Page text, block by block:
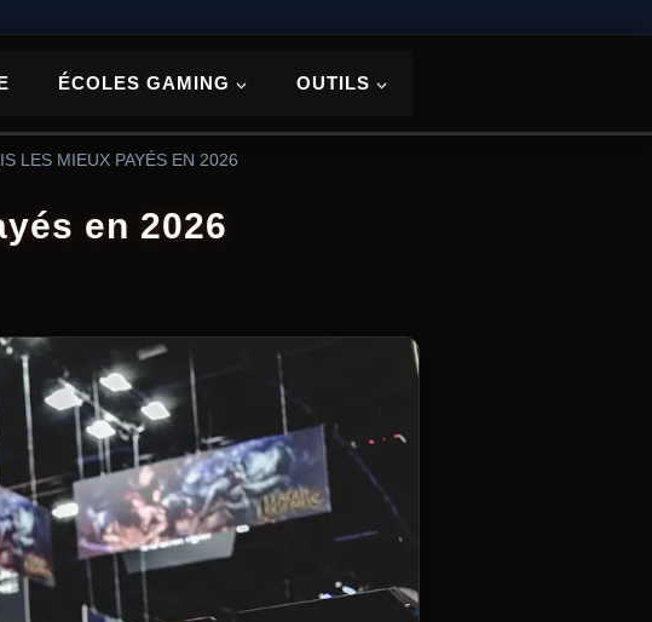
ÉCOLES GAMING OUTILS
LES MIEUX PAYÉS EN 2026
en 2026